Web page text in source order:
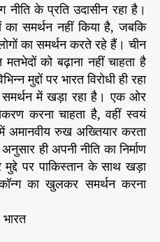
नीति के प्रति उदासीन रहा है।
का समर्थन नहीं किया है, जबकि
का समर्थन करते रहे हैं। चीन
को बढ़ाना नहीं चाहता है
मुद्दों पर भारत विरोधी ही रहा
समर्थन में खड़ा रहा है। एक ओर
करना चाहता है, वहीं स्वयं
अमानवीय रुख अख्तियार करता
ही अपनी नीति का निर्माण
मुद्दे पर पाकिस्तान के साथ खड़ा
का खुलकर समर्थन करना